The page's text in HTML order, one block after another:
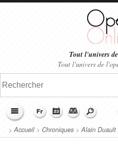
Tout l'univers
Tout l'univers de
>Accueil> Chroniques >Alain Duault
Zürich (mars 2012)